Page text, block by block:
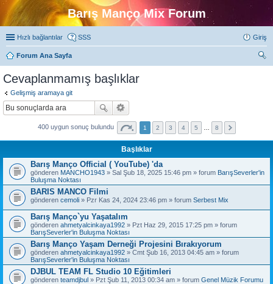
Barış Manço Mix Forum
Hızlı bağlantılar SSS Giriş
Forum Ana Sayfa
Cevaplanmamış başlıklar
Gelişmiş aramaya git
400 uygun sonuç bulundu 1 2 3 4 5 8
Başlıklar
Barış Manço Official ( YouTube) 'da
gönderen MANCHO1943 » Sal Şub 18, 2025 15:46 pm » forum BarışSeverler'in
Buluşma Noktası
BARIS MANCO Filmi
gönderen cemoli » Pzr Kas 24, 2024 23:46 pm » forum Serbest Mix
Barış Manço`yu Yaşatalım
gönderen ahmetyalcinkaya1992 » Pzt Haz 29, 2015 17:25 pm » forum
BarışSeverler'in Buluşma Noktası
Barış Manço Yaşam Derneği Projesini Bırakıyorum
gönderen ahmetyalcinkaya1992 » Cmt Şub 16, 2013 04:45 am » forum
BarışSeverler'in Buluşma Noktası
DJBUL TEAM FL Studio 10 Eğitimleri
gönderen teamdjbul » Pzt Şub 11, 2013 00:34 am » forum Genel Müzik Forumu